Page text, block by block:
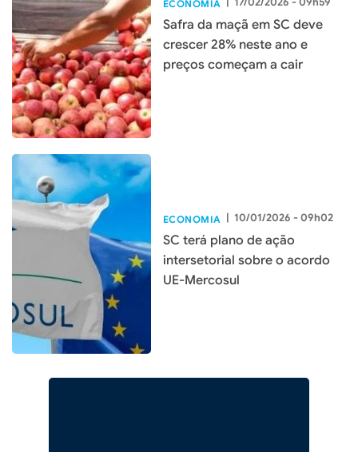
ECONOMIA
Safra da maçã em SC deve
crescer 28% neste ano e
preços começam a cair
ECONOMIA | 10/01/2026 - 09h02
SC terá plano de ação
intersetorial sobre o acordo
UE-Mercosul